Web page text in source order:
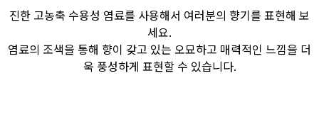
진한 고농축 수용성 염료를 사용해서 여러분의 향기를 표현해 보
세요.
염료의 조색을 통해 향이 갖고 있는 오묘하고 매력적인 느낌을 더
욱 풍성하게 표현할 수 있습니다.